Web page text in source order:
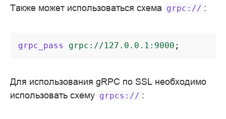
Также может использоваться схема grpc:// :
grpc_pass grpc://127.0.0.1:9000 ;
Для использования gRPC по SSL необходимо
использовать схему grpcs:// :